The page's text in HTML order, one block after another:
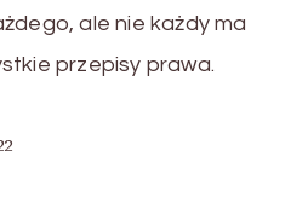
ale nie każdy ma
przepisy prawa.